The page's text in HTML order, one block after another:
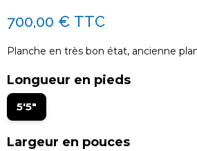
700,00 € TTC
Planche en très bon état, ancienne
Longueur en pieds
5'5"
Largeur en pouces